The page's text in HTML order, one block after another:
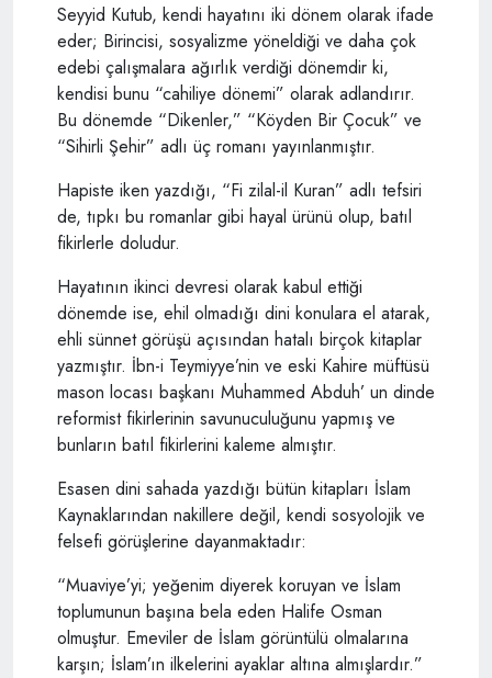
Seyyid Kutub, kendi hayatını iki dönem olarak ifade
eder; Birincisi, sosyalizme yöneldiği ve daha çok
edebi çalışmalara ağırlık verdiği dönemdir ki,
kendisi bunu “cahiliye dönemi” olarak adlandırır.
Bu dönemde “Dikenler,” “Köyden Bir Çocuk” ve
“Sihirli Şehir” adlı üç romanı yayınlanmıştır.
Hapiste iken yazdığı, “Fi zilal-il Kuran” adlı tefsiri
de, tıpkı bu romanlar gibi hayal ürünü olup, batıl
fikirlerle doludur.
Hayatının ikinci devresi olarak kabul ettiği
dönemde ise, ehil olmadığı dini konulara el atarak,
ehli sünnet görüşü açısından hatalı birçok kitaplar
yazmıştır. İbn-i Teymiyye’nin ve eski Kahire müftüsü
mason locası başkanı Muhammed Abduh’ un dinde
reformist fikirlerinin savunuculuğunu yapmış ve
bunların batıl fikirlerini kaleme almıştır.
Esasen dini sahada yazdığı bütün kitapları İslam
Kaynaklarından nakillere değil, kendi sosyolojik ve
felsefi görüşlerine dayanmaktadır:
“Muaviye’yi; yeğenim diyerek koruyan ve İslam
toplumunun başına bela eden Halife Osman
olmuştur. Emeviler de İslam görüntülü olmalarına
karşın; İslam’ın ilkelerini ayaklar altına almışlardır.”